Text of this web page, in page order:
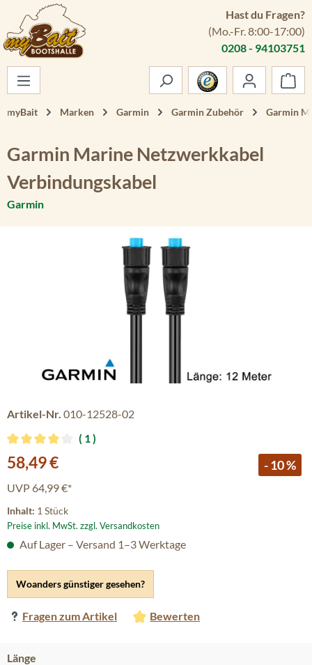
Zum Hauptinhalt springen
Hast du Fragen?
(Mo.-Fr. 8:00-17:00)
0208 - 94103751
myBait Marken Garmin Garmin Zubehör Garmin
Garmin Marine Netzwerkkabel
Verbindungskabel
Garmin
Artikel-Nr. 010-12528-02
Durchschnittliche Bewertung von 4 von 5 Sternen
1
Verkaufspreis:
58,49 € - 10 %
UVP 64,99 €*
Inhalt: 1 Stück
Preise inkl. MwSt. zzgl. Versandkosten
Woanders günstiger gesehen?
Fragen zum Artikel Bewerten
Auf Lager – Versand 1–3 Werktage
Länge